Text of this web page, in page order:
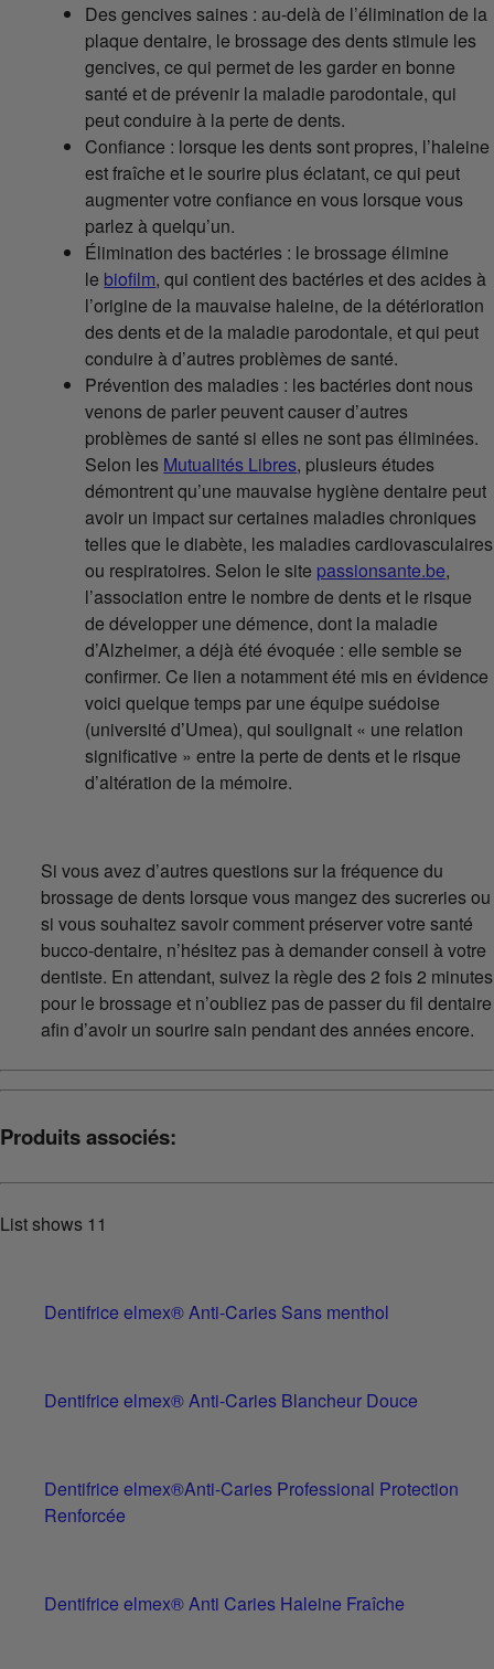
Des gencives saines : au-delà de l’élimination de la
plaque dentaire, le brossage des dents stimule les
gencives, ce qui permet de les garder en bonne
santé et de prévenir la maladie parodontale, qui
peut conduire à la perte de dents.
Confiance : lorsque les dents sont propres, l’haleine
est fraîche et le sourire plus éclatant, ce qui peut
augmenter votre confiance en vous lorsque vous
parlez à quelqu’un.
Élimination des bactéries : le brossage élimine
le biofilm, qui contient des bactéries et des acides à
l’origine de la mauvaise haleine, de la détérioration
des dents et de la maladie parodontale, et qui peut
conduire à d’autres problèmes de santé.
Prévention des maladies : les bactéries dont nous
venons de parler peuvent causer d’autres
problèmes de santé si elles ne sont pas éliminées.
Selon les Mutualités Libres, plusieurs études
démontrent qu’une mauvaise hygiène dentaire peut
avoir un impact sur certaines maladies chroniques
telles que le diabète, les maladies cardiovasculaires
ou respiratoires. Selon le site passionsante.be,
l’association entre le nombre de dents et le risque
de développer une démence, dont la maladie
d’Alzheimer, a déjà été évoquée : elle semble se
confirmer. Ce lien a notamment été mis en évidence
voici quelque temps par une équipe suédoise
(université d’Umea), qui soulignait « une relation
significative » entre la perte de dents et le risque
d’altération de la mémoire.
Si vous avez d’autres questions sur la fréquence du
brossage de dents lorsque vous mangez des sucreries ou
si vous souhaitez savoir comment préserver votre santé
bucco-dentaire, n’hésitez pas à demander conseil à votre
dentiste. En attendant, suivez la règle des 2 fois 2 minutes
pour le brossage et n’oubliez pas de passer du fil dentaire
afin d’avoir un sourire sain pendant des années encore.
Produits associés:
List shows 11
Dentifrice elmex® Anti-Caries Sans menthol
Dentifrice elmex® Anti-Caries Blancheur Douce
Dentifrice elmex®Anti-Caries Professional Protection
Renforcée
Dentifrice elmex® Anti Caries Haleine Fraîche